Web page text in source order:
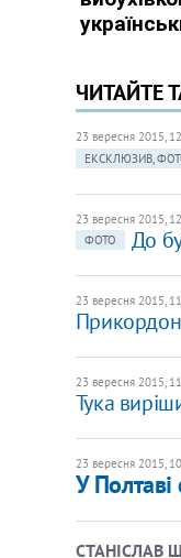
ЧИТАЙТЕ
23 вересня 2015,
ЕКСКЛЮЗИВ,
23 вересня 2015,
ФОТО
До
23 вересня 2015,
23 вересня 2015,
Тука
23 вересня 2015,
У Полтаві
СТАНІСЛАВ